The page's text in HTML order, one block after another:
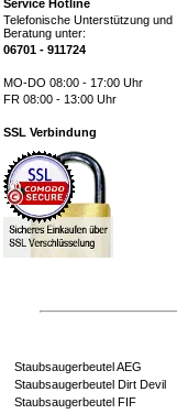
Service Hotline
Telefonische Unterstützung und
Beratung unter:
06701 - 911724
MO-DO 08:00 - 17:00 Uhr
FR 08:00 - 13:00 Uhr
SSL Verbindung
Staubsaugerbeutel AEG
Staubsaugerbeutel Dirt Devil
Staubsaugerbeutel FIF